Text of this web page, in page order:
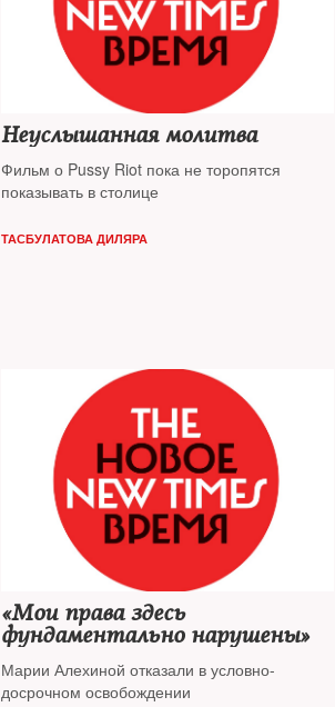
Неуслышанная молитва
Фильм о Pussy Riot пока не торопятся
показывать в столице
ТАСБУЛАТОВА ДИЛЯРА
«Мои права здесь
фундаментально нарушены»
Марии Алехиной отказали в условно-
досрочном освобождении